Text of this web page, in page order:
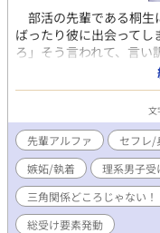
部活の先輩である桐生
ばったり彼に出会って
ろ」そう言われて、言
った。 先輩への恋心で
言い訳している陽太の
弦太と陽太が仲良くし
と関係する度に体調不
部のアルファの中川はそ
してくれたドクターから
る。 「君はいずれオメ
ファを引き寄せるベータ
妬、そして溺愛のオメ
文
先輩アルファ セフレ/
嫉妬/執着
理系男子受
三角関係どころじゃない！
総受け要素発動